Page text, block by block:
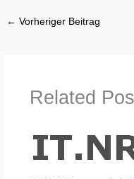
← Vorheriger Beitrag
Related